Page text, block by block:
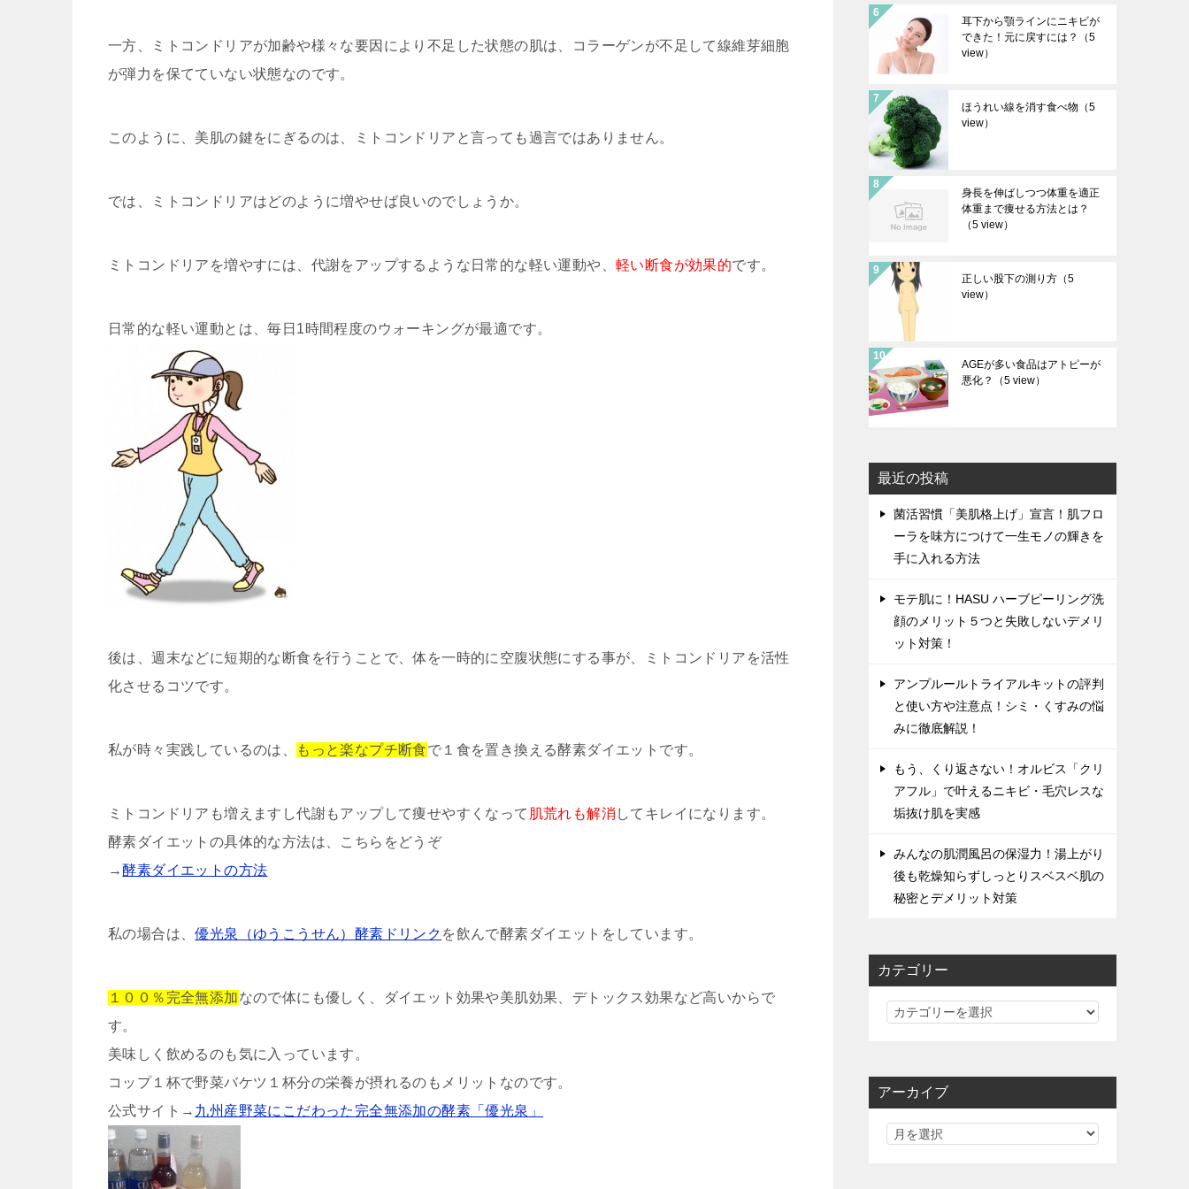
一方、ミトコンドリアが加齢や様々な要因により不足した状態の肌は、コラーゲンが不足して線維芽細胞
が弾力を保てていない状態なのです。
このように、美肌の鍵をにぎるのは、ミトコンドリアと言っても過言ではありません。
では、ミトコンドリアはどのように増やせば良いのでしょうか。
ミトコンドリアを増やすには、代謝をアップするような日常的な軽い運動や、 軽い断食が効果的です。
日常的な軽い運動とは、毎日1時間程度のウォーキングが最適です。
後は、週末などに短期的な断食を行うことで、体を一時的に空腹状態にする事が、ミトコンドリアを活性
化させるコツです。
私が時々実践しているのは、 もっと楽なプチ断食で１食を置き換える酵素ダイエットです。
ミトコンドリアも増えますし代謝もアップして痩せやすくなって 肌荒れも解消 してキレイになります。
酵素ダイエットの具体的な方法は、こちらをどうぞ
→酵素ダイエットの方法
私の場合は、優光泉（ゆうこうせん）酵素ドリンク を飲んで酵素ダイエットをしています。
１００％完全無添加なので体にも優しく、ダイエット効果や美肌効果、デトックス効果など高いからで
す。
美味しく飲めるのも気に入っています。
コップ１杯で野菜バケツ１杯分の栄養が摂れるのもメリットなのです。
公式サイト→ 九州産野菜にこだわった完全無添加の酵素「優光泉」
耳下から顎ラインにニキビが
できた！元に戻すには？
（5
view）
ほうれい線を消す食べ物 （5
view）
身長を伸ばしつつ体重を適正
体重まで痩せる方法とは？
（5 view）
正しい股下の測り方 （5
view）
AGEが多い食品はアトピーが
悪化？
（5 view）
最近の投稿
菌活習慣「美肌格上げ」宣言！肌フロ
ーラを味方につけて一生モノの輝きを
手に入れる方法
モテ肌に！HASU ハーブピーリング洗
顔のメリット５つと失敗しないデメリ
ット対策！
アンプルールトライアルキットの評判
と使い方や注意点！シミ・くすみの悩
みに徹底解説！
もう、くり返さない！オルビス「クリ
アフル」で叶えるニキビ・毛穴レスな
垢抜け肌を実感
みんなの肌潤風呂の保湿力！湯上がり
後も乾燥知らずしっとりスベスベ肌の
秘密とデメリット対策
カテゴリー
カ
リ
アーカイブ